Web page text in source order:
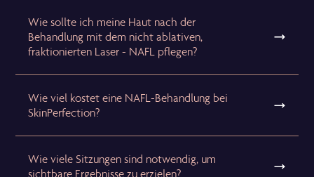
Wie sollte ich meine Haut nach der
Behandlung mit dem nicht ablativen,
fraktionierten Laser - NAFL pflegen?
Wie viel kostet eine NAFL-Behandlung bei
SkinPerfection?
Wie viele Sitzungen sind notwendig, um
sichtbare Ergebnisse zu erzielen?